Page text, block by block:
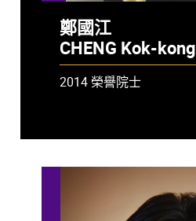
鄭國江
CHENG Kok-kong
2014 榮譽院士